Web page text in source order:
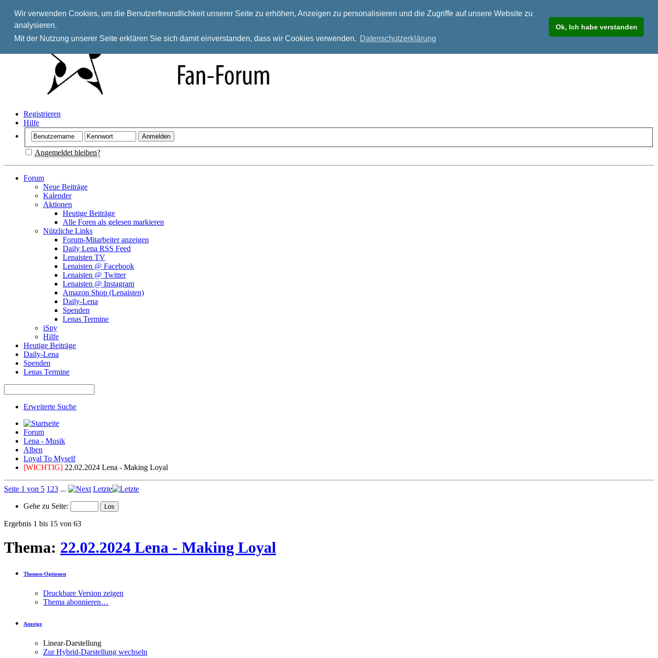
Wir verwenden Cookies, um die Benutzerfreundlichkeit unserer Seite zu erhöhen, Anzeigen zu personalisieren und die Zugriffe auf unsere Website zu
analysieren.
Mit der Nutzung unserer Seite erklären Sie sich damit einverstanden, dass wir Cookies verwenden. Datenschutzerklärung
Ok, Ich habe verstanden
Registrieren
Hilfe
Angemeldet bleiben?
Forum
Neue Beiträge
Kalender
Aktionen
Heutige Beiträge
Alle Foren als gelesen markieren
Nützliche Links
Forum-Mitarbeiter anzeigen
Daily Lena RSS Feed
Lenaisten TV
Lenaisten @ Facebook
Lenaisten @ Twitter
Lenaisten @ Instagram
Amazon Shop (Lenaisten)
Daily-Lena
Spenden
Lenas Termine
iSpy
Hilfe
Heutige Beiträge
Daily-Lena
Spenden
Lenas Termine
Erweiterte Suche
Forum
Lena - Musik
Alben
Loyal To Myself
[WICHTIG] 22.02.2024 Lena - Making Loyal
Seite 1 von 5 1 23 ... Letzte
Gehe zu Seite:
Ergebnis 1 bis 15 von 63
Thema: 22.02.2024 Lena - Making Loyal
Themen-Optionen
Druckbare Version zeigen
Thema abonnieren…
Anzeige
Linear-Darstellung
Zur Hybrid-Darstellung wechseln